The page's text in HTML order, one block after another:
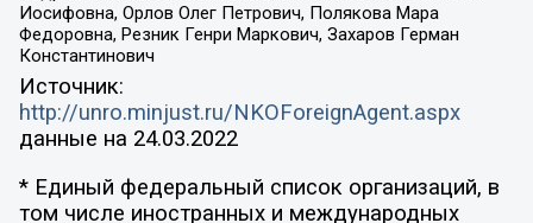
Иосифовна, Орлов Олег Петрович, Полякова Мара
Федоровна, Резник Генри Маркович, Захаров Герман
Константинович
Источник:
http://unro.minjust.ru/NKOForeignAgent.aspx
данные на 24.03.2022
* Единый федеральный список организаций, в
том числе иностранных и международных